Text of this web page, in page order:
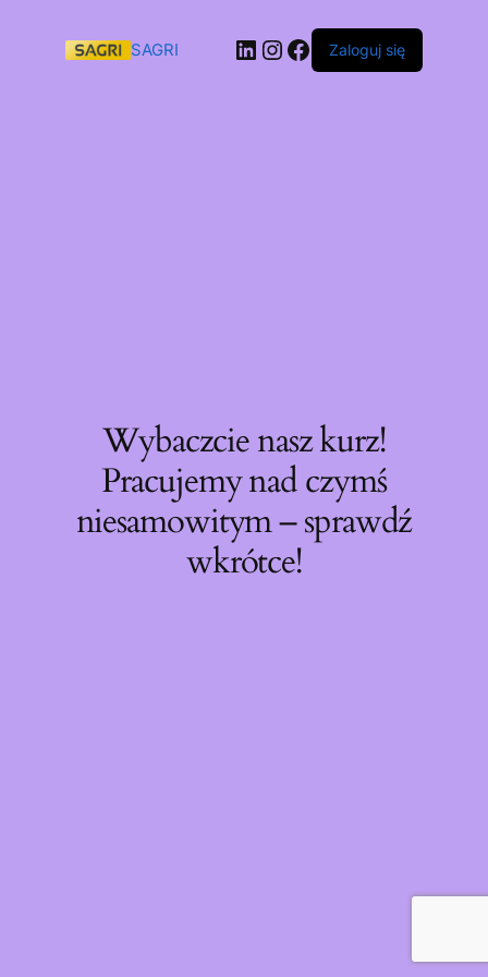
SAGRI Zaloguj się
Wybaczcie nasz kurz!
Pracujemy nad czymś
niesamowitym – sprawdź
wkrótce!